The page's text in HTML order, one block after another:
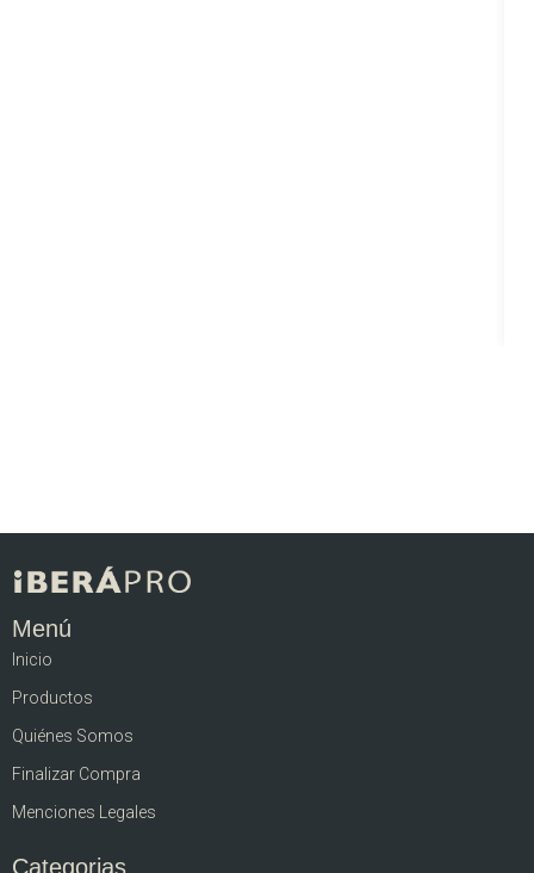
Menú
Inicio
Productos
Quiénes Somos
Finalizar Compra
Menciones Legales
Categorias